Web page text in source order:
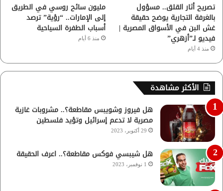
تصريح أثار القلق.. مسؤول
بالغرفة التجارية يوضح حقيقة
غش البن في الأسواق المصرية |
فيديو لـ”أزهري”
منذ 4 أيام
مليون سائح روسي في الطريق
إلى الإمارات.. “رؤية” ترصد
أسباب الطفرة السياحية
منذ 6 أيام
الأكثر مشاهدة
هل فيروز وشويبس مقاطعة؟.. مشروبات غازية
مصرية لا تدعم إسرائيل وتؤيد فلسطين
29 أكتوبر، 2023
هل شيبسي فوكس مقاطعة؟.. اعرف الحقيقة
1 نوفمبر، 2023